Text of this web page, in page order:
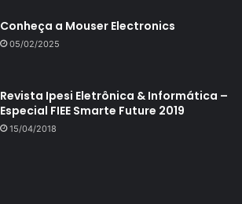
Conheça a Mouser Electronics
05/02/2025
Revista Ipesi Eletrônica & Informática –
Especial FIEE Smarte Future 2019
15/04/2018